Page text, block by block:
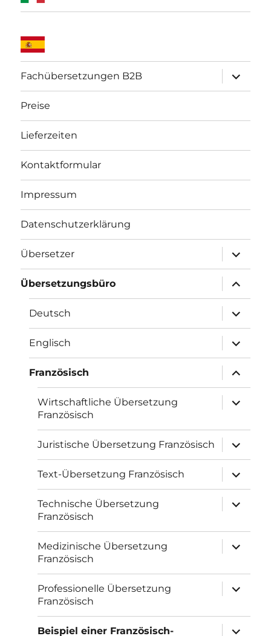
Fachübersetzungen B2B
öffnen
Preise
Lieferzeiten
Kontaktformular
Impressum
Datenschutzerklärung
Übersetzer
öffnen
Übersetzungsbüro
öffnen
Deutsch
öffnen
Englisch
öffnen
Französisch
öffnen
Wirtschaftliche Übersetzung
Französisch
öffnen
Juristische Übersetzung Französisch
öffnen
Text-Übersetzung Französisch
öffnen
Technische Übersetzung
Französisch
öffnen
Medizinische Übersetzung
Französisch
öffnen
Professionelle Übersetzung
Französisch
öffnen
Beispiel einer Französisch-